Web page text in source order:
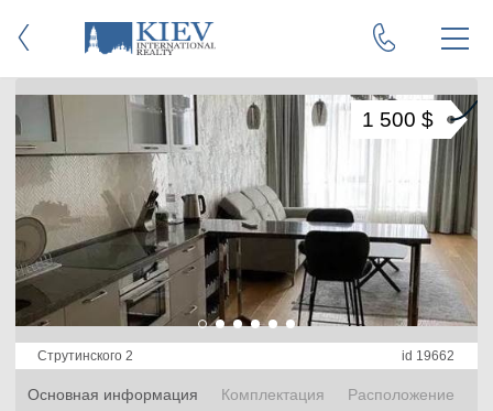
Струтинского 2 id 19662
Основная информация Комплектация Расположение
1 500 $